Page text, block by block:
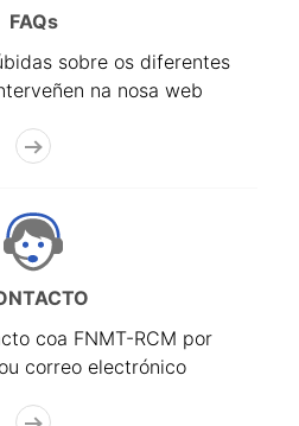
FAQs
sobre os diferentes
na nosa web
coa FNMT-RCM por
correo electrónico